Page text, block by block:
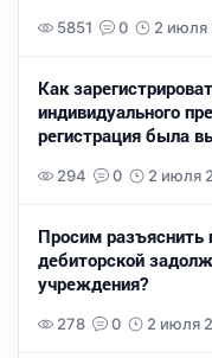
5851 0 2 июля
Как
индивидуального
регистрация была
294 0 2 июля
Просим разъяснить
дебиторской
учреждения?
278 0 2 июля